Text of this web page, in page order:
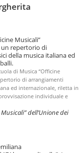
Musicali”
un repertorio di
della musica italiana ed
di Musica “Officine
di arrangiamenti
ed internazionale, riletta in
individuale e
dell’Unione dei